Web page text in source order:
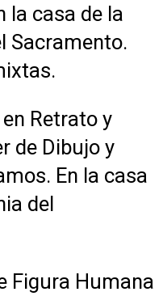
la casa de la
Sacramento.
Retrato y
de Dibujo y
En la casa
del
Figura Humana